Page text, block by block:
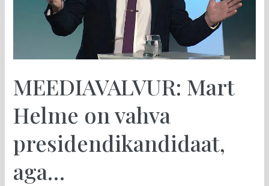
MEEDIAVALVUR: Mart
Helme on vahva
presidendikandidaat,
aga…